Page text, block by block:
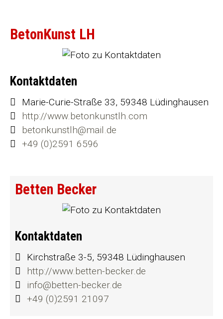
BetonKunst LH
Kontaktdaten
Marie-Curie-Straße 33, 59348 Lüdinghausen
http://www.betonkunstlh.com
betonkunstlh@mail.de
+49 (0)2591 6596
Betten Becker
Kontaktdaten
Kirchstraße 3-5, 59348 Lüdinghausen
http://www.betten-becker.de
info@betten-becker.de
+49 (0)2591 21097